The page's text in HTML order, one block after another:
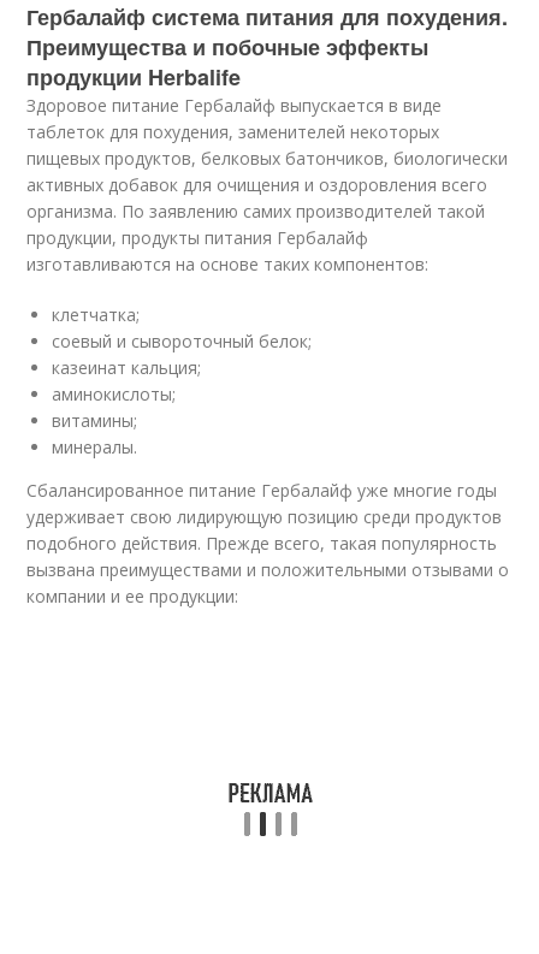
Гербалайф система питания для похудения.
Преимущества и побочные эффекты
продукции Herbalife
Здоровое питание Гербалайф выпускается в виде
таблеток для похудения, заменителей некоторых
пищевых продуктов, белковых батончиков, биологически
активных добавок для очищения и оздоровления всего
организма. По заявлению самих производителей такой
продукции, продукты питания Гербалайф
изготавливаются на основе таких компонентов:
клетчатка;
соевый и сывороточный белок;
казеинат кальция;
аминокислоты;
витамины;
минералы.
Сбалансированное питание Гербалайф уже многие годы
удерживает свою лидирующую позицию среди продуктов
подобного действия. Прежде всего, такая популярность
вызвана преимуществами и положительными отзывами о
компании и ее продукции: